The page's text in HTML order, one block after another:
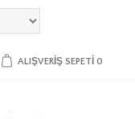
ALIŞVERIŞ SEPETI 0